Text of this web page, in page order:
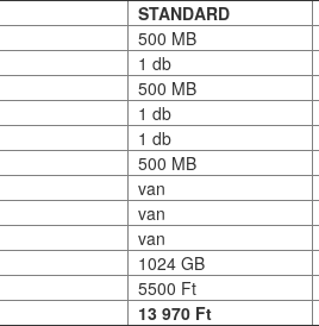
STANDARD
500 MB
1 db
500 MB
1 db
1 db
500 MB
van
van
van
1024 GB
5500 Ft
13 970 Ft